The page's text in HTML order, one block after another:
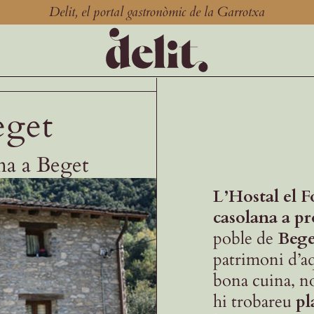
Delit, el portal gastronòmic de la Garrotxa
a Beget
L’Hostal el
casolana a
poble de
patrimoni
bona cuina,
hi trobareu